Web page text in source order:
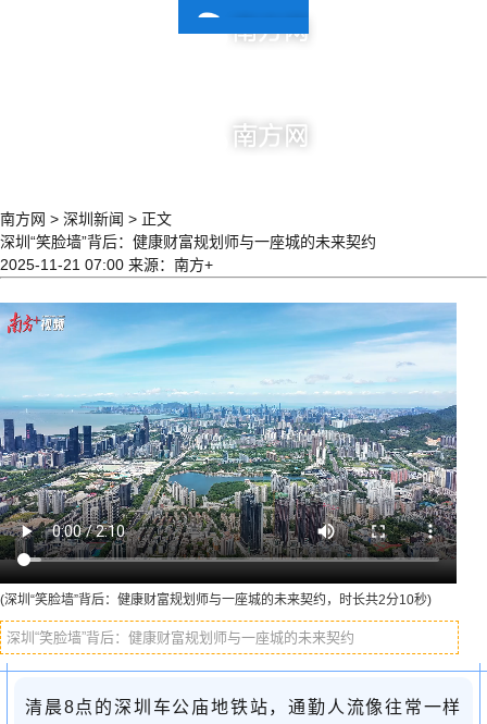
南方网 > 深圳新闻 > 正文
深圳“笑脸墙”背后：健康财富规划师与一座城的未来契约
2025-11-21 07:00 来源：南方+
(深圳“笑脸墙”背后：健康财富规划师与一座城的未来契约，时长共2分10秒)
深圳“笑脸墙”背后：健康财富规划师与一座城的未来契约
清晨8点的深圳车公庙地铁站，通勤人流像往常一样